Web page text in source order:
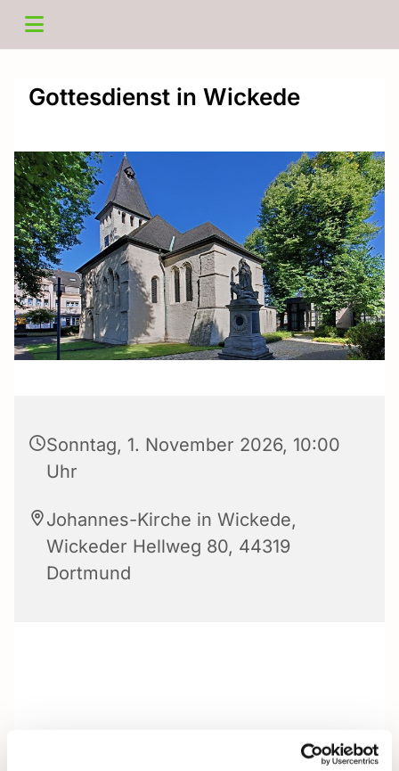
Gottesdienst in Wickede
Sonntag, 1. November 2026, 10:00
Uhr
Johannes-Kirche in Wickede,
Wickeder Hellweg 80, 44319
Dortmund